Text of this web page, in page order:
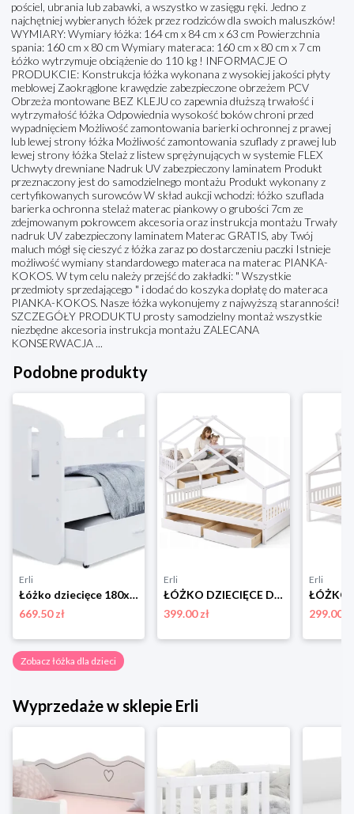
pościel, ubrania lub zabawki, a wszystko w zasięgu ręki. Jedno z
najchętniej wybieranych łóżek przez rodziców dla swoich maluszków!
WYMIARY: Wymiary łóżka: 164 cm x 84 cm x 63 cm Powierzchnia
spania: 160 cm x 80 cm Wymiary materaca: 160 cm x 80 cm x 7 cm
Łóżko wytrzymuje obciążenie do 110 kg ! INFORMACJE O
PRODUKCIE: Konstrukcja łóżka wykonana z wysokiej jakości płyty
meblowej Zaokrąglone krawędzie zabezpieczone obrzeżem PCV
Obrzeża montowane BEZ KLEJU co zapewnia dłuższą trwałość i
wytrzymałość łóżka Odpowiednia wysokość boków chroni przed
wypadnięciem Możliwość zamontowania barierki ochronnej z prawej
lub lewej strony łóżka Możliwość zamontowania szuflady z prawej lub
lewej strony łóżka Stelaż z listew sprężynujących w systemie FLEX
Uchwyty drewniane Nadruk UV zabezpieczony laminatem Produkt
przeznaczony jest do samodzielnego montażu Produkt wykonany z
certyfikowanych surowców W skład aukcji wchodzi: łóżko szuflada
barierka ochronna stelaż materac piankowy o grubości 7cm ze
zdejmowanym pokrowcem akcesoria oraz instrukcja montażu Trwały
nadruk UV zabezpieczony laminatem Materac GRATIS, aby Twój
maluch mógł się cieszyć z łóżka zaraz po dostarczeniu paczki Istnieje
możliwość wymiany standardowego materaca na materac PIANKA-
KOKOS. W tym celu należy przejść do zakładki: " Wszystkie
przedmioty sprzedającego " i dodać do koszyka dopłatę do materaca
PIANKA-KOKOS. Nasze łóżka wykonujemy z najwyższą staranności!
SZCZEGÓŁY PRODUKTU prosty samodzielny montaż wszystkie
niezbędne akcesoria instrukcja montażu ZALECANA
KONSERWACJA ...
Podobne produkty
Erli
Łóżko dziecięce 180x90 białe + materac HAPPY
669.50 zł
Erli
ŁÓŻKO DZIECIĘCE DREWNIANE 200x90 HELIA DOMEK 90x200 + STELAŻ + SZUFLADY
399.00 zł
Erli
299.00 zł
Zobacz łóżka dla dzieci
Wyprzedaże w sklepie Erli